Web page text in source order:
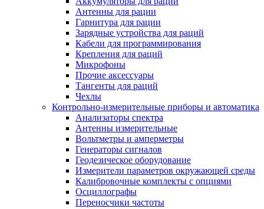
Антенны для рации
Гарнитура для рации
Зарядные устройства для раций
Кабели для программирования
Крепления для раций
Микрофоны
Прочие аксессуары
Тангенты для раций
Чехлы
Контрольно-измерительные приборы и автоматика
Анализаторы спектра
Антенны измерительные
Вольтметры и амперметры
Генераторы сигналов
Геодезическое оборудование
Измерители параметров окружающей среды
Калибровочные комплекты с опциями
Осциллографы
Переносчики частоты